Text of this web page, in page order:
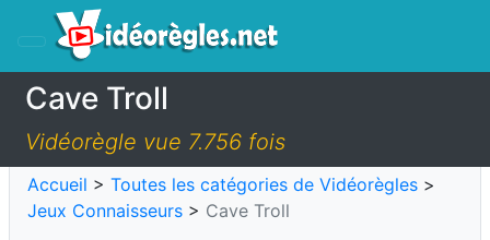
Cave Troll
Vidéorègle vue 7.756 fois
Accueil > Toutes les catégories de Vidéorègles >
Jeux Connaisseurs > Cave Troll